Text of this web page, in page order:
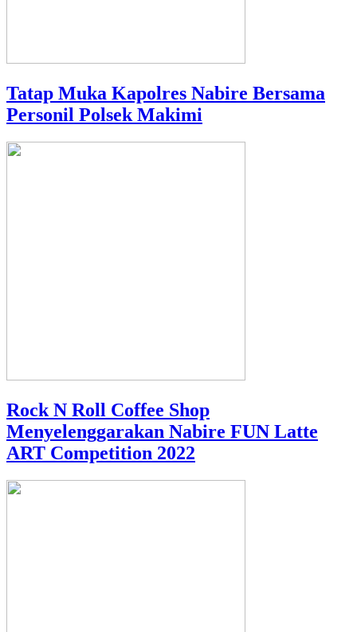
Tatap Muka Kapolres Nabire Bersama
Personil Polsek Makimi
Rock N Roll Coffee Shop
Menyelenggarakan Nabire FUN Latte
ART Competition 2022